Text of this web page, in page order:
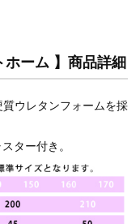
ホーム 】商品詳細
ウレタンフォームを採
ター付き。